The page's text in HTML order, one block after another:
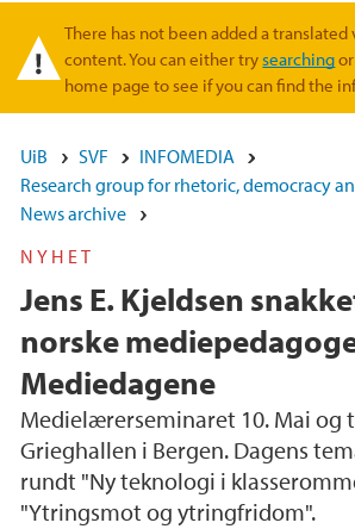
Warning message
There has not been added a
content. You can either try searching
home page to see if you can find the
UiB SVF
INFOMEDIA
Research group for rhetoric, democracy
News archive
NYHET
Jens E. Kjeldsen
norske
Mediedagene
Medielærerseminaret 10. Mai og
Grieghallen i Bergen. Dagens
rundt "Ny teknologi i
"Ytringsmot og ytringfridom".